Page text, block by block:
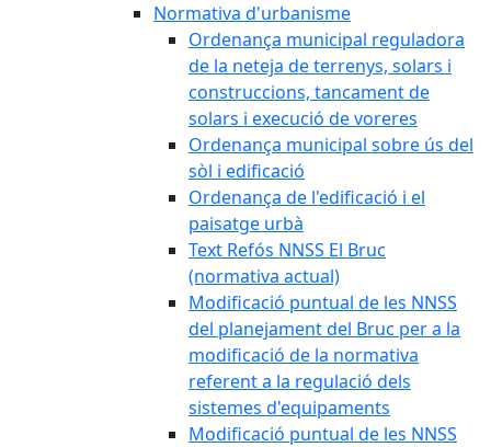
Normativa d'urbanisme
Ordenança municipal reguladora
de la neteja de terrenys, solars i
construccions, tancament de
solars i execució de voreres
Ordenança municipal sobre ús del
sòl i edificació
Ordenança de l'edificació i el
paisatge urbà
Text Refós NNSS El Bruc
(normativa actual)
Modificació puntual de les NNSS
del planejament del Bruc per a la
modificació de la normativa
referent a la regulació dels
sistemes d'equipaments
Modificació puntual de les NNSS